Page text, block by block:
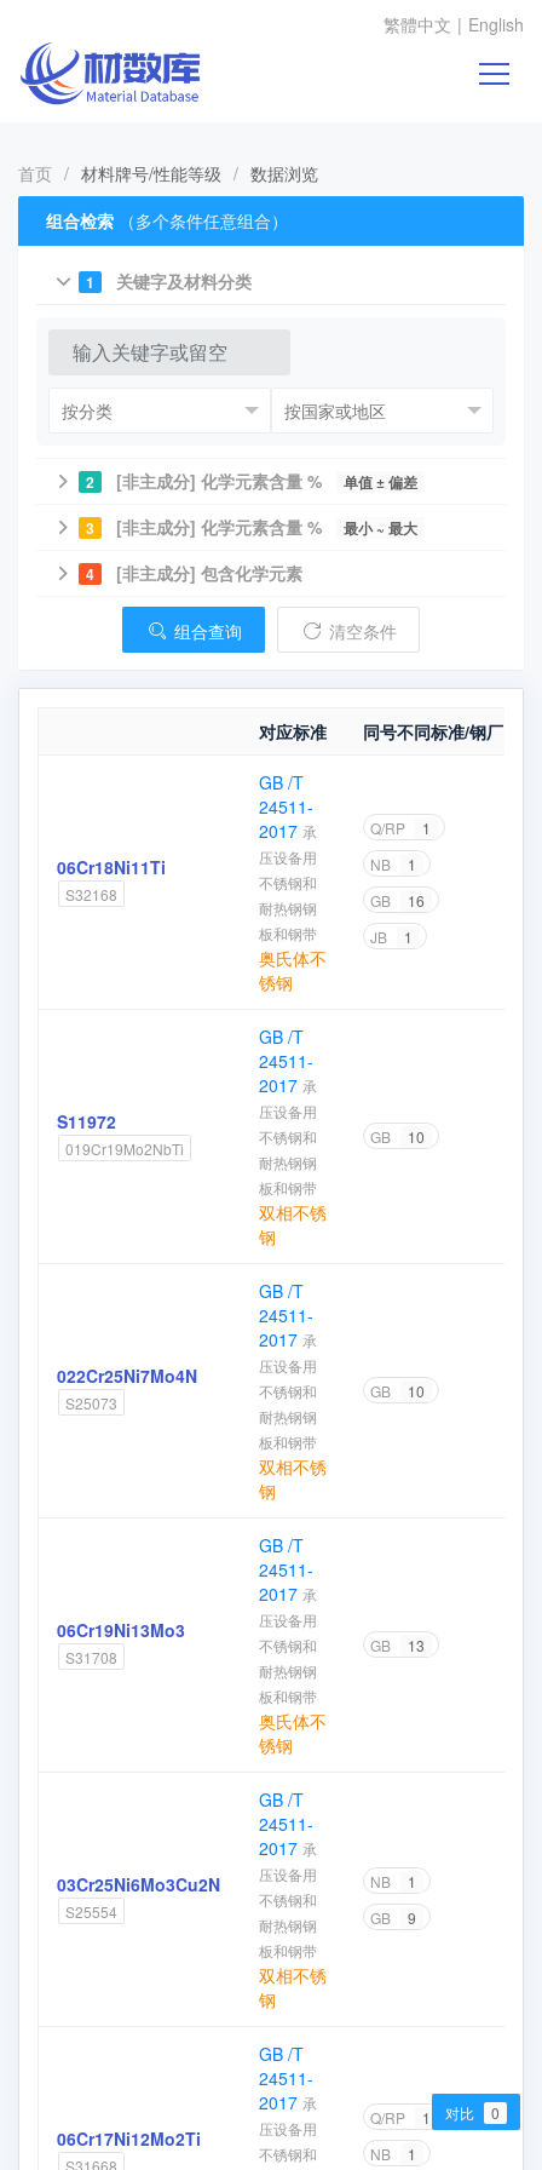
繁體中文 | English
首页 / 材料牌号/性能等级 / 数据浏览
组合检索
（多个条件任意组合）
1 关键字及材料分类
2 [非主成分] 化学元素含量 % 单值 ± 偏差
3 [非主成分] 化学元素含量 % 最小 ~ 最大
4 [非主成分] 包含化学元素
组合查询 清空条件
对应标准 同号不同标准/钢厂
06Cr18Ni11Ti
S32168
GB /T
24511-
2017 承
压设备用
不锈钢和
耐热钢钢
板和钢带
奥氏体不
锈钢
Q/RP
1
NB
1
GB
16
JB
1
S11972
019Cr19Mo2NbTi
GB /T
24511-
2017 承
压设备用
不锈钢和
耐热钢钢
板和钢带
双相不锈
钢
GB 10
022Cr25Ni7Mo4N
S25073
GB /T
24511-
2017 承
压设备用
不锈钢和
耐热钢钢
板和钢带
双相不锈
钢
GB 10
06Cr19Ni13Mo3
S31708
GB /T
24511-
2017 承
压设备用
不锈钢和
耐热钢钢
板和钢带
奥氏体不
锈钢
GB 13
03Cr25Ni6Mo3Cu2N
S25554
GB /T
24511-
2017 承
压设备用
不锈钢和
耐热钢钢
板和钢带
双相不锈
钢
NB
1
GB
9
06Cr17Ni12Mo2Ti
GB /T
24511-
2017 承
压设备用
不锈钢和
Q/RP
1
NB
1
对比 0